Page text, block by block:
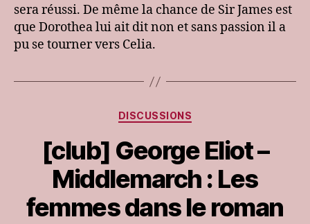
sera réussi. De même la chance de Sir James est
que Dorothea lui ait dit non et sans passion il a
pu se tourner vers Celia.
Catégories
DISCUSSIONS
[club] George Eliot –
Middlemarch : Les
femmes dans le roman